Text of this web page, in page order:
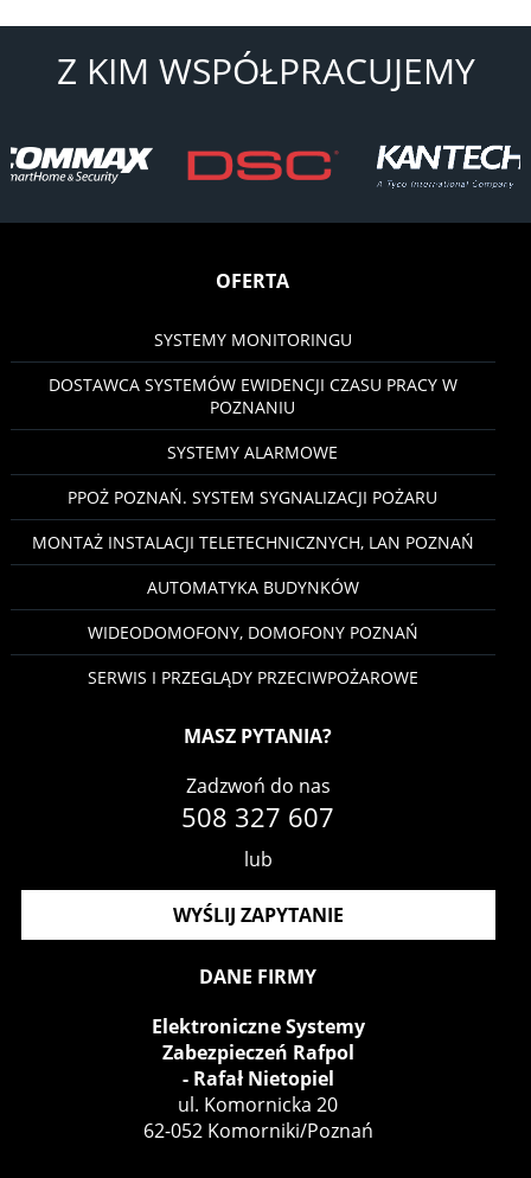
Z KIM WSPÓŁPRACUJEMY
OFERTA
SYSTEMY MONITORINGU
DOSTAWCA SYSTEMÓW EWIDENCJI CZASU PRACY W
POZNANIU
SYSTEMY ALARMOWE
PPOŻ POZNAŃ. SYSTEM SYGNALIZACJI POŻARU
MONTAŻ INSTALACJI TELETECHNICZNYCH, LAN POZNAŃ
AUTOMATYKA BUDYNKÓW
WIDEODOMOFONY, DOMOFONY POZNAŃ
SERWIS I PRZEGLĄDY PRZECIWPOŻAROWE
MASZ PYTANIA?
Zadzwoń do nas
508 327 607
lub
WYŚLIJ ZAPYTANIE
DANE FIRMY
Elektroniczne Systemy
Zabezpieczeń Rafpol
- Rafał Nietopiel
ul. Komornicka 20
62-052 Komorniki/Poznań